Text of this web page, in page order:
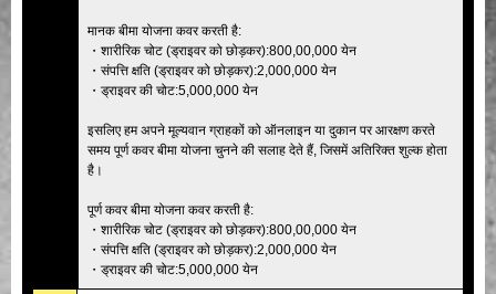
मानक बीमा योजना कवर करती है:
・शारीरिक चोट (ड्राइवर को छोड़कर):800,00,000 येन
・संपत्ति क्षति (ड्राइवर को छोड़कर):2,000,000 येन
・ड्राइवर की चोट:5,000,000 येन
इसलिए हम अपने मूल्यवान ग्राहकों को ऑनलाइन या दुकान पर आरक्षण करते
समय पूर्ण कवर बीमा योजना चुनने की सलाह देते हैं, जिसमें अतिरिक्त शुल्क होता
है।
पूर्ण कवर बीमा योजना कवर करती है:
・शारीरिक चोट (ड्राइवर को छोड़कर):800,00,000 येन
・संपत्ति क्षति (ड्राइवर को छोड़कर):2,000,000 येन
・ड्राइवर की चोट:5,000,000 येन